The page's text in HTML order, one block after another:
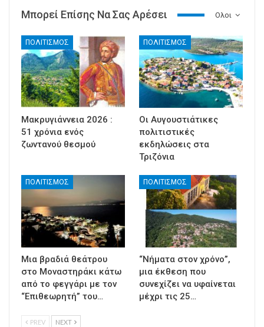
Ολοι
Μπορεί Επίσης Να Σας Αρέσει
ΠΟΛΙΤΙΣΜΟΣ
Μακρυγιάννεια 2026 :
51 χρόνια ενός
ζωντανού θεσμού
ΠΟΛΙΤΙΣΜΟΣ
Οι Αυγουστιάτικες
πολιτιστικές
εκδηλώσεις στα
Τριζόνια
ΠΟΛΙΤΙΣΜΟΣ
Μια βραδιά θεάτρου
στο Μοναστηράκι κάτω
από το φεγγάρι με τον
“Επιθεωρητή” του…
ΠΟΛΙΤΙΣΜΟΣ
“Νήματα στον χρόνο”,
μια έκθεση που
συνεχίζει να υφαίνεται
μέχρι τις 25…
PREV NEXT